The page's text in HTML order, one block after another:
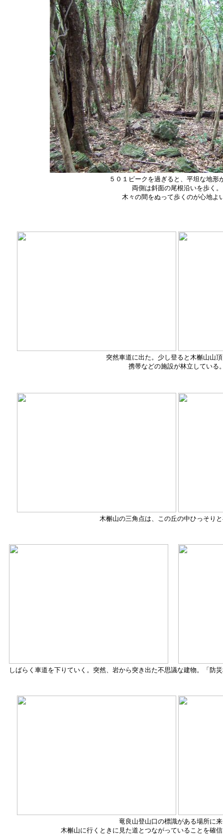
５０１ピークを過ぎると、平坦な地形
両側は斜面の尾根沿いを歩く。
木々の間をぬって歩くのが心地よ
突然車道に出た。少し登ると木槲山山
携帯などの施設が林立している
木槲山の三角点は、この丘の中ひっそり
しばらく車道を下りていく。突然、岩から突き出た不思議な建物。「 防
竜良山登山口の標識がある場所に
木槲山に行くときに見た道とつながっていることを確